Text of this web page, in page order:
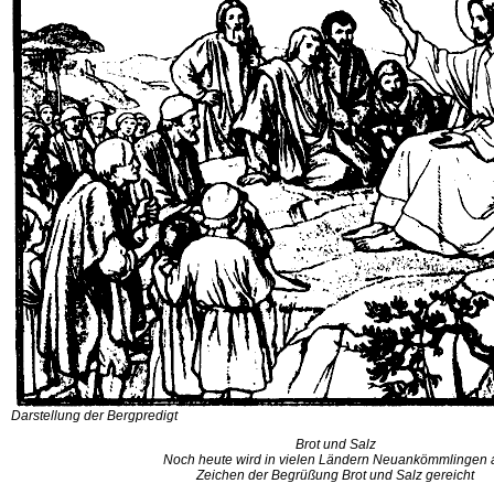
Darstellung der Bergpredigt
Brot und Salz
Noch heute wird in vielen Ländern Neuankömmlingen
Zeichen der Begrüßung Brot und Salz gereicht